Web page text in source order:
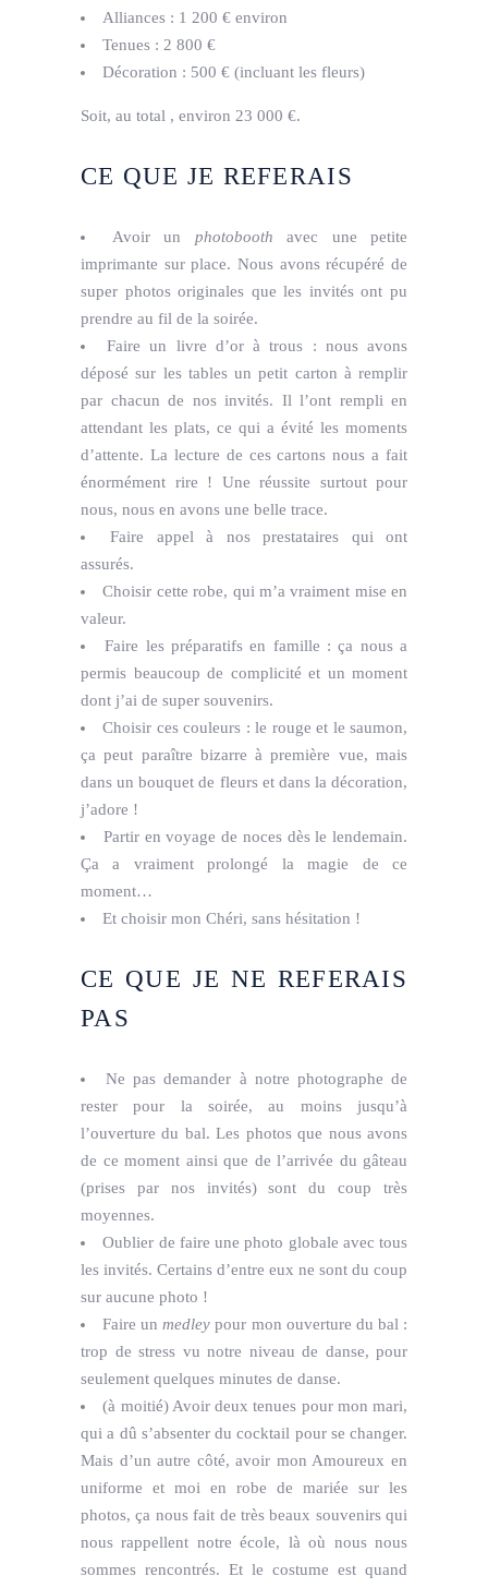
Alliances : 1 200 € environ
Tenues : 2 800 €
Décoration : 500 € (incluant les fleurs)
Soit, au total , environ 23 000 €.
CE QUE JE REFERAIS
Avoir un photobooth avec une petite
imprimante sur place. Nous avons récupéré de
super photos originales que les invités ont pu
prendre au fil de la soirée.
Faire un livre d’or à trous : nous avons
déposé sur les tables un petit carton à remplir
par chacun de nos invités. Il l’ont rempli en
attendant les plats, ce qui a évité les moments
d’attente. La lecture de ces cartons nous a fait
énormément rire ! Une réussite surtout pour
nous, nous en avons une belle trace.
Faire appel à nos prestataires qui ont
assurés.
Choisir cette robe, qui m’a vraiment mise en
valeur.
Faire les préparatifs en famille : ça nous a
permis beaucoup de complicité et un moment
dont j’ai de super souvenirs.
Choisir ces couleurs : le rouge et le saumon,
ça peut paraître bizarre à première vue, mais
dans un bouquet de fleurs et dans la décoration,
j’adore !
Partir en voyage de noces dès le lendemain.
Ça a vraiment prolongé la magie de ce
moment…
Et choisir mon Chéri, sans hésitation !
CE QUE JE NE REFERAIS
PAS
Ne pas demander à notre photographe de
rester pour la soirée, au moins jusqu’à
l’ouverture du bal. Les photos que nous avons
de ce moment ainsi que de l’arrivée du gâteau
(prises par nos invités) sont du coup très
moyennes.
Oublier de faire une photo globale avec tous
les invités. Certains d’entre eux ne sont du coup
sur aucune photo !
Faire unmedley pour mon ouverture du bal :
trop de stress vu notre niveau de danse, pour
seulement quelques minutes de danse.
(à moitié) Avoir deux tenues pour mon mari,
qui a dû s’absenter du cocktail pour se changer.
Mais d’un autre côté, avoir mon Amoureux en
uniforme et moi en robe de mariée sur les
photos, ça nous fait de très beaux souvenirs qui
nous rappellent notre école, là où nous nous
sommes rencontrés. Et le costume est quand